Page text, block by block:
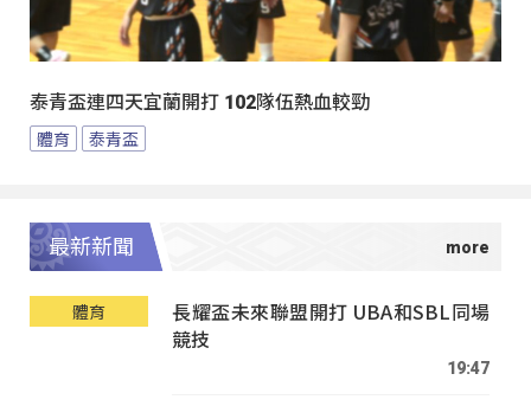
泰青盃連四天宜蘭開打 102隊伍熱血較勁
體育 泰青盃
最新新聞
體育
長耀盃未來聯盟開打 UBA和SBL同場
競技
19:47